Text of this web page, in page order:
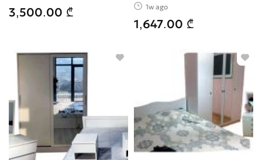
3,500.00 ₾ 1w ago
1,647.00 ₾